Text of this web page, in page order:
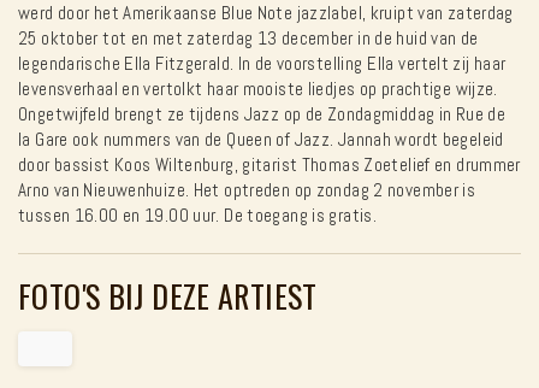
werd door het Amerikaanse Blue Note jazzlabel, kruipt van zaterdag
25 oktober tot en met zaterdag 13 december in de huid van de
legendarische Ella Fitzgerald. In de voorstelling Ella vertelt zij haar
levensverhaal en vertolkt haar mooiste liedjes op prachtige wijze.
Ongetwijfeld brengt ze tijdens Jazz op de Zondagmiddag in Rue de
la Gare ook nummers van de Queen of Jazz. Jannah wordt begeleid
door bassist Koos Wiltenburg, gitarist Thomas Zoetelief en drummer
Arno van Nieuwenhuize. Het optreden op zondag 2 november is
tussen 16.00 en 19.00 uur. De toegang is gratis.
FOTO'S BIJ DEZE ARTIEST